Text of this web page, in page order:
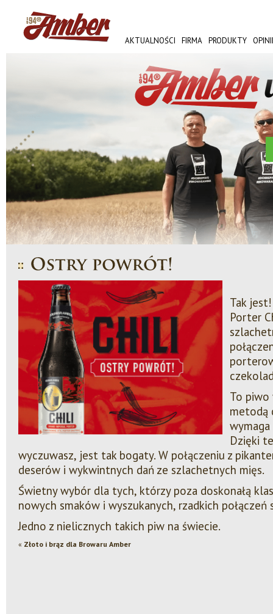
AKTUALNOŚCI FIRMA PRODUKTY
AMBER FEST
Tak
Porter
To piwo
metodą
wymaga
Dzięki
wyczuwasz, jest tak bogaty. W połączeniu z
deserów i wykwintnych dań ze szlachetnych mięs.
Świetny wybór dla tych, którzy poza doskonałą
nowych smaków i wyszukanych, rzadkich połączeń
Jedno z nielicznych takich piw na świecie.
« Złoto i brąz dla Browaru Amber